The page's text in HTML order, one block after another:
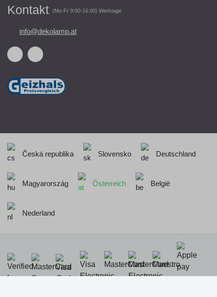
Kontakt (Mo-Fr 9:00-16:00) Werktage
info@dekolamp.at
Česká republika Slovensko Deutschland
Magyarország Österreich België
Nederland